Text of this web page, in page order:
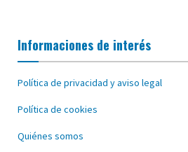
Informaciones de interés
Política de privacidad y aviso legal
Política de cookies
Quiénes somos